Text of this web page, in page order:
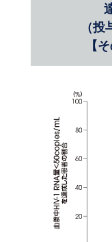
（
【